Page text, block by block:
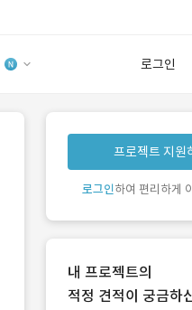
로그인
유사사례 검색 AI
‘이런 거’ 만들어본
개발 회사 있어?
프로젝트 지원
로그인하여 편리하게
내 프로젝트의
적정 견적이 궁금하